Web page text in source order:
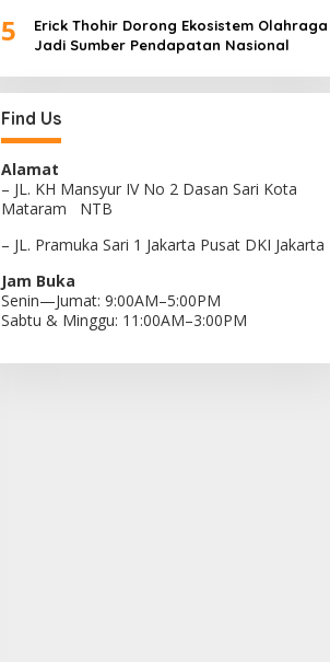
5
Erick Thohir Dorong Ekosistem Olahraga
Jadi Sumber Pendapatan Nasional
Find Us
Alamat
– JL. KH Mansyur IV No 2 Dasan Sari Kota
Mataram NTB
– JL. Pramuka Sari 1 Jakarta Pusat DKI Jakarta
Jam Buka
Senin—Jumat: 9:00AM–5:00PM
Sabtu & Minggu: 11:00AM–3:00PM